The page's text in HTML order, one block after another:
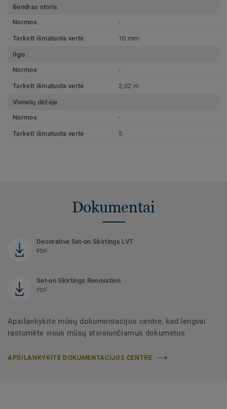
Bendras storis
Normos
-
Tarkett išmatuota vertė 10 mm
Ilgis
Normos
-
Tarkett išmatuota vertė 2,02 m
Vienetų dėžėje
Normos
-
Tarkett išmatuota vertė 5
Dokumentai
Decorative Set-on Skirtings LVT
PDF
Set-on Skirtings Renovation
PDF
Apsilankykite mūsų dokumentacijos centre, kad lengvai
rastumėte visus mūsų atsisiunčiamus dokumetus
APSILANKYKITE DOKUMENTACIJOS CENTRE